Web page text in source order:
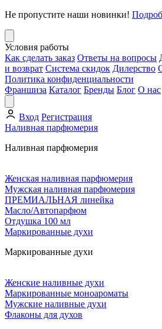
Не пропустите наши новинки!
Условия работы
Как сделать заказ Ответы на вопросы
и возврат Система скидок Дилерство
Политика конфиденциальности
Франшиза Каталог Бренды Блог О нас
Вход Регистрация
Наливная парфюмерия
Наливная парфюмерия
Женская наливная парфюмерия
Мужская наливная парфюмерия
ПРЕМИАЛЬНАЯ линейка
Масло/Автопарфюм
Отдушка 100 мл
Маркированные духи
Маркированные духи
Женские наливные духи
Маркированные моноароматы
Мужские наливные духи
Флаконы для духов